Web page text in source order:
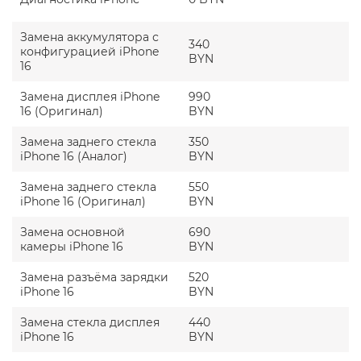
привозят айфон 16 в наш сервис?
Айфон 16 хоть и получил полезные обновления и
предыдущими поколениями Apple. Этом
устройству свойственны такие же проблемы
стекла и корпуса, разъемов и динамиков. Вот с
какими проблемами к нам обращаются чаще:
Разбилось стекло или дисплей,
деформировался корпус. Пользоваться таким
гаджетом неудобно и небезопасно. Мы заменим
Некорректно работает камера, либо различные
приложения. Могут быть проблемы с разъемом
USB-C или с Bluetooth, с новой кнопкой Camera
Control.
внутренние компоненты айфона. Найти причину
поломки поможет только диагностика
Замена аккумулятора с
конфигурацией iPhone
16
340
BYN
Замена дисплея iPhone
16 (Оригинал)
990
BYN
Замена заднего стекла
iPhone 16 (Аналог)
350
BYN
Замена заднего стекла
iPhone 16 (Оригинал)
550
BYN
Замена основной
камеры iPhone 16
690
BYN
Замена разъёма зарядки
iPhone 16
520
BYN
Замена стекла дисплея
iPhone 16
440
BYN